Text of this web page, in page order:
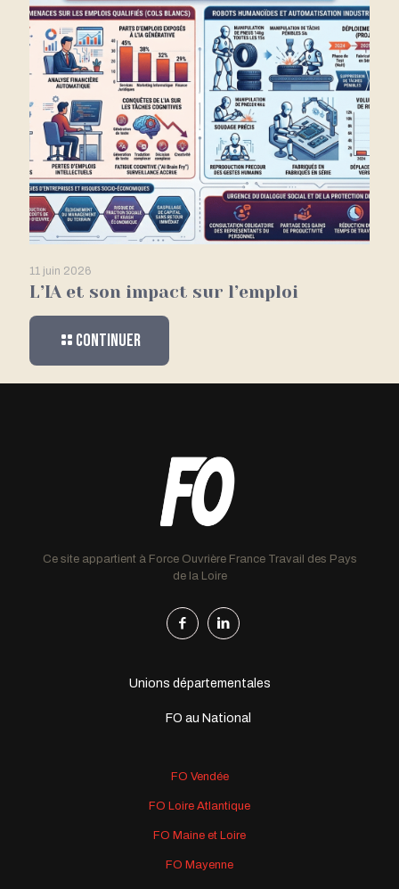
11 juin 2026
L’IA et son impact sur l’emploi
Continuer
Ce site appartient à Force Ouvrière France Travail des Pays
de la Loire
Unions départementales
FO au National
FO Vendée
FO Loire Atlantique
FO Maine et Loire
FO Mayenne